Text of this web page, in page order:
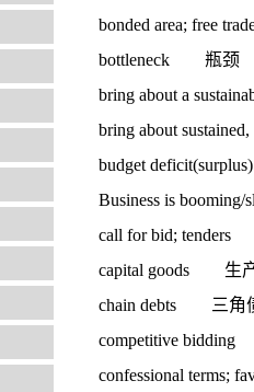
bonded area; free
bottleneck 瓶颈
bring about a
bring about
budget
Business is
call for bid;
capital goods 生
chain debts 三角
competitive
confessional terms;